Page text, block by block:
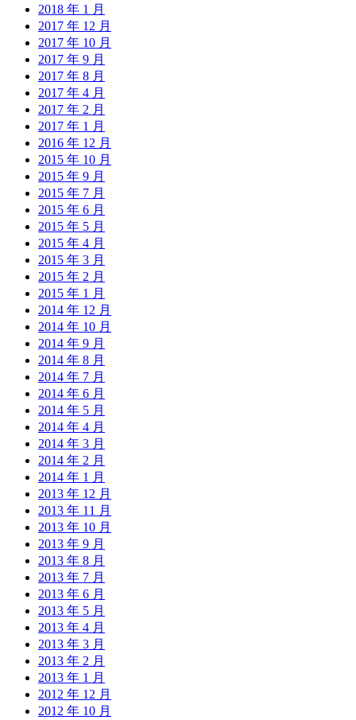
2018 年 1 月
2017 年 12 月
2017 年 10 月
2017 年 9 月
2017 年 8 月
2017 年 4 月
2017 年 2 月
2017 年 1 月
2016 年 12 月
2015 年 10 月
2015 年 9 月
2015 年 7 月
2015 年 6 月
2015 年 5 月
2015 年 4 月
2015 年 3 月
2015 年 2 月
2015 年 1 月
2014 年 12 月
2014 年 10 月
2014 年 9 月
2014 年 8 月
2014 年 7 月
2014 年 6 月
2014 年 5 月
2014 年 4 月
2014 年 3 月
2014 年 2 月
2014 年 1 月
2013 年 12 月
2013 年 11 月
2013 年 10 月
2013 年 9 月
2013 年 8 月
2013 年 7 月
2013 年 6 月
2013 年 5 月
2013 年 4 月
2013 年 3 月
2013 年 2 月
2013 年 1 月
2012 年 12 月
2012 年 10 月